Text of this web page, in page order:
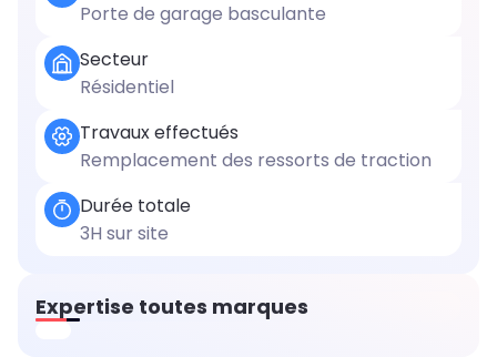
Porte de garage basculante
Secteur
Résidentiel
Travaux effectués
Remplacement des ressorts de traction
Durée totale
3H sur site
Expertise toutes marques